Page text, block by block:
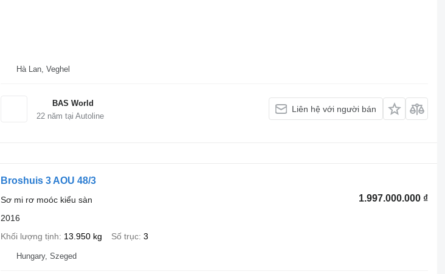
Hà Lan, Veghel
BAS World
22năm tại Autoline
Liên hệ với người bán
Broshuis 3 AOU 48/3
1.997.000.000 ₫
Sơ mi rơ moóc kiểu sàn
2016
Khối lượng tịnh
13.950 kg Số trục 3
Hungary, Szeged